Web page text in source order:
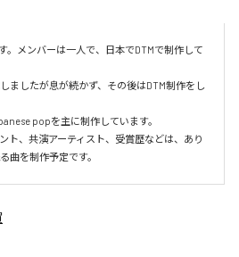
。メンバーは一人で、日本でDTMで制作して
ましたが息が続かず、その後はDTM制作をし
popを主に制作しています。
ト、共演アーティスト、受賞歴などは、あり
曲を制作予定です。